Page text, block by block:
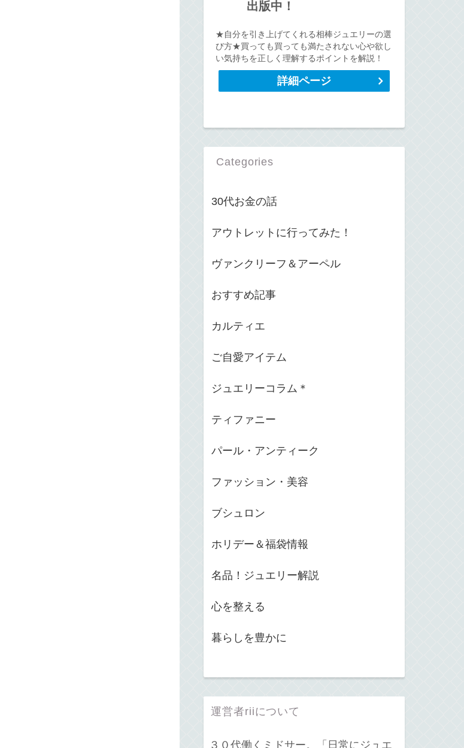
出版中！
★自分を引き上げてくれる相棒ジュエリーの選
び方★買っても買っても満たされない心や欲し
い気持ちを正しく理解するポイントを解説！
詳細ページ
Categories
30代お金の話
アウトレットに行ってみた！
ヴァンクリーフ＆アーペル
おすすめ記事
カルティエ
ご自愛アイテム
ジュエリーコラム＊
ティファニー
パール・アンティーク
ファッション・美容
ブシュロン
ホリデー＆福袋情報
名品！ジュエリー解説
心を整える
暮らしを豊かに
運営者riiについて
３０代働くミドサー。「日常にジュエ